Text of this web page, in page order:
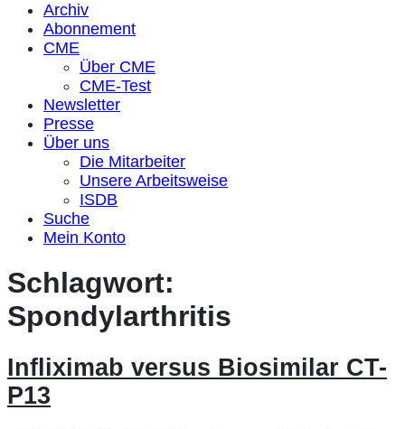
Archiv
Abonnement
CME
Über CME
CME-Test
Newsletter
Presse
Über uns
Die Mitarbeiter
Unsere Arbeitsweise
ISDB
Suche
Mein Konto
Schlagwort:
Spondylarthritis
Infliximab versus Biosimilar CT-
P13